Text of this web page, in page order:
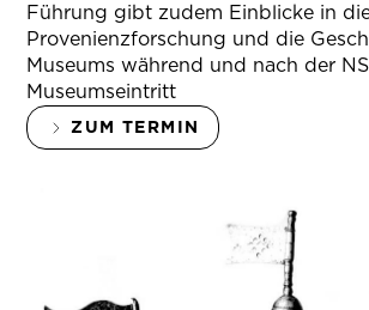
Führung gibt zudem Einblicke in
Provenienzforschung und die
Museums während und nach der
Museumseintritt
ZUM TERMIN